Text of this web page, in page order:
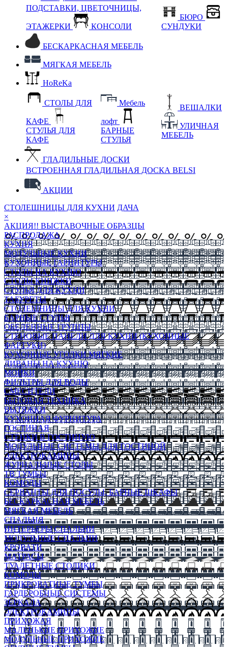
ПОДСТАВКИ, ЦВЕТОЧНИЦЫ,
ЭТАЖЕРКИ КОНСОЛИ
БЮРО
СУНДУКИ
БЕСКАРКАСНАЯ МЕБЕЛЬ
МЯГКАЯ МЕБЕЛЬ
HoReKa
СТОЛЫ ДЛЯ
КАФЕ
СТУЛЬЯ ДЛЯ
КАФЕ
Мебель
лофт
БАРНЫЕ
СТУЛЬЯ
ВЕШАЛКИ
УЛИЧНАЯ
МЕБЕЛЬ
ГЛАДИЛЬНЫЕ ДОСКИ
ВСТРОЕННАЯ ГЛАДИЛЬНАЯ ДОСКА BELSI
АКЦИИ
СТОЛЕШНИЦЫ ДЛЯ КУХНИ ДАЧА
×
АКЦИЯ!! ВЫСТАВОЧНЫЕ ОБРАЗЦЫ
РАСПРОДАЖА
КУХНЯ
МОДУЛЬНЫЕ КУХНИ
КУХОННЫЕ ГАРНИТУРЫ
СТОЛЫ НА КУХНЮ
СТОЛЫ КНИЖКИ
СТУЛЬЯ ДЛЯ КУХНИ
ТАБУРЕТЫ
СТОЛЕШНИЦЫ ДЛЯ КУХНИ
БАРНЫЕ СТУЛЬЯ
ОБЕДЕННЫЕ ГРУППЫ
СТЕНОВЫЕ ПАНЕЛИ ДЛЯ КУХНИ (КУХОННЫЕ
ФАРТУКИ)
КУХОННЫЕ УГОЛКИ МЯГКИЕ
ДИВАНЫ НА КУХНЮ
МОЙКИ
ФИЛЬТРЫ ДЛЯ ВОДЫ
СМЕСИТЕЛИ
БЫТОВАЯ ТЕХНИКА
ВЫТЯЖКИ
КУХОННАЯ ФУРНИТУРА
ГОСТИНАЯ
СТЕНКИ В ГОСТИНУЮ
МОДУЛЬНЫЕ СИСТЕМЫ ДЛЯ ГОСТИНОЙ
ЭЛЕКТРОКАМИНЫ
ЖУРНАЛЬНЫЕ СТОЛЫ
ТВ ТУМБЫ
КОМОДЫ
СЕРВАНТЫ ДЛЯ ПОСУДЫ, БАРНЫЕ ШКАФЫ
БЕСКАРКАСНАЯ МЕБЕЛЬ
МЯГКАЯ МЕБЕЛЬ
СПАЛЬНЯ
ИНТЕРЬЕРЫ СПАЛЬНИ
МОДУЛЬНЫЕ СПАЛЬНИ
КРОВАТИ
МАТРАСЫ
ТУАЛЕТНЫЕ СТОЛИКИ
КОМОДЫ
ПРИКРОВАТНЫЕ ТУМБЫ
ГАРДЕРОБНЫЕ СИСТЕМЫ
ЗЕРКАЛА
ЭЛЕКТРОКАМИНЫ
ПРИХОЖАЯ
МАЛЕНЬКИЕ ПРИХОЖИЕ
МОДУЛЬНЫЕ ПРИХОЖИЕ